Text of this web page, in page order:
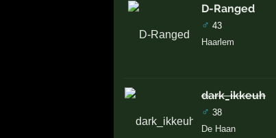
D-Ranged
♂ 43
Haarlem
dark_ikkeuh
♂ 38
De Haan